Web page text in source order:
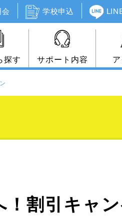
学校申込
探す サポート内容
割引キャ